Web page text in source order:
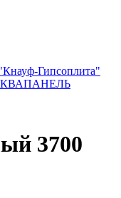
Гипсоплита"
АКВАПАНЕЛЬ
3700